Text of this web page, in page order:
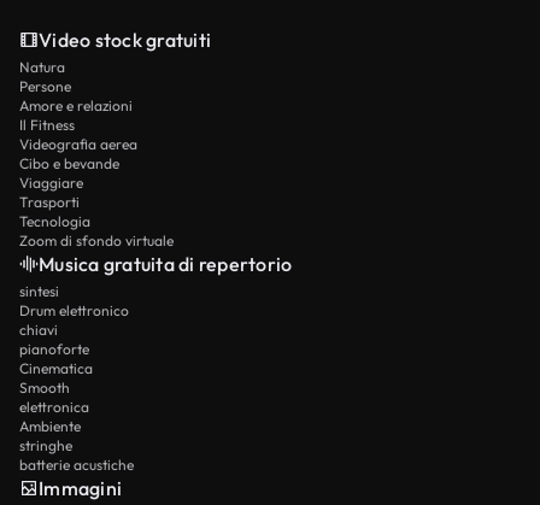
Video stock gratuiti
Natura
Persone
Amore e relazioni
Il Fitness
Videografia aerea
Cibo e bevande
Viaggiare
Trasporti
Tecnologia
Zoom di sfondo virtuale
Musica gratuita di repertorio
sintesi
Drum elettronico
chiavi
pianoforte
Cinematica
Smooth
elettronica
Ambiente
stringhe
batterie acustiche
Immagini